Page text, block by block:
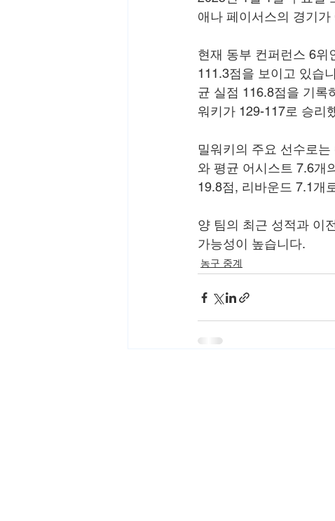
애나 페이서스의 경기
현재 동부 컨퍼런스 6위
111.3점을 보이고 있습
균 실점 116.8점을 기록
워키가 129-117로 승리
밀워키의 주요 선수로
와 평균 어시스트 7.6개
19.8점, 리바운드 7.1개
양 팀의 최근 성적과 이
가능성이 높습니다.
농구 중계